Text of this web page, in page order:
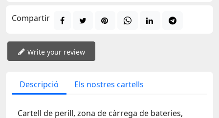
Compartir
Write your review
Descripció Els nostres cartells
Cartell de perill, zona de càrrega de bateries,